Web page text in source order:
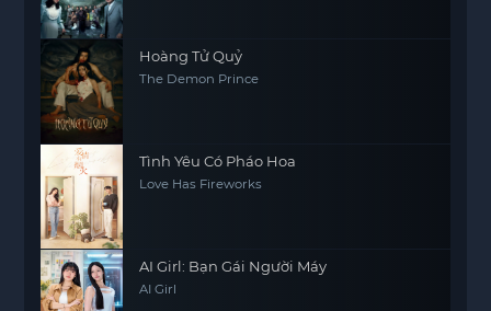
Hoàng Tử Quỷ
The Demon Prince
Tình Yêu Có Pháo Hoa
Love Has Fireworks
AI Girl: Bạn Gái Người Máy
AI Girl